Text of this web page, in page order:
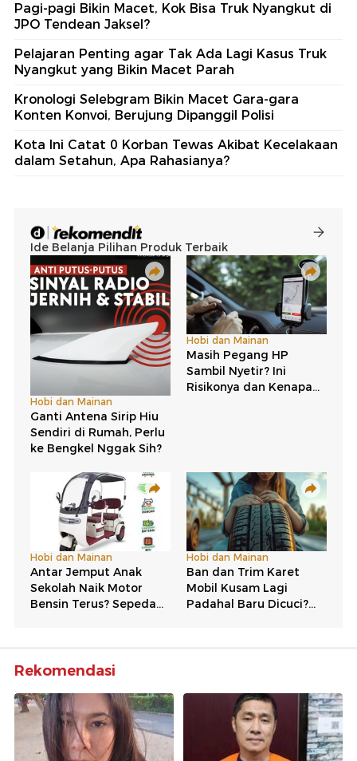
Pagi-pagi Bikin Macet, Kok Bisa Truk Nyangkut di
JPO Tendean Jaksel?
Pelajaran Penting agar Tak Ada Lagi Kasus Truk
Nyangkut yang Bikin Macet Parah
Kronologi Selebgram Bikin Macet Gara-gara
Konten Konvoi, Berujung Dipanggil Polisi
Kota Ini Catat 0 Korban Tewas Akibat Kecelakaan
dalam Setahun, Apa Rahasianya?
Rekomendasi